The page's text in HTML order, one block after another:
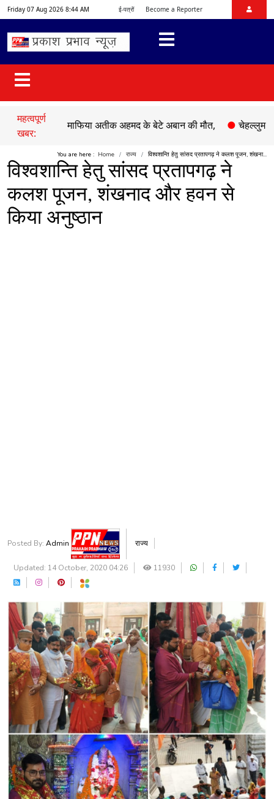
Friday 07 Aug 2026 8:44 AM ई-पत्रों Become a Reporter
महत्वपूर्ण
खबर:
में माफिया अतीक अहमद के बेटे अबान की मौत, ● चेहल्लुम पर अकीदत के
You are here : Home राज्य विश्वशान्ति हेतु सांसद प्रतापगढ़ ने कलश पूजन, शंखना...
विश्वशान्ति हेतु सांसद प्रतापगढ़ ने
कलश पूजन, शंखनाद और हवन से
किया अनुष्ठान
Posted By: Admin राज्य
Updated: 14 October, 2020 04:26 11930